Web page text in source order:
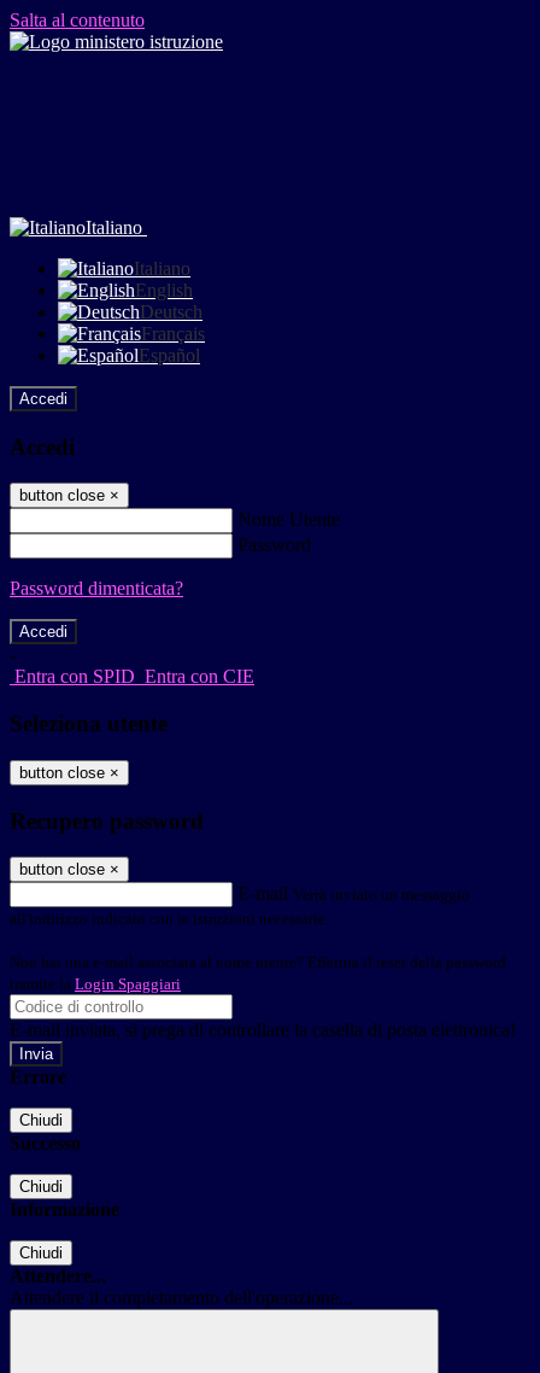
Salta al contenuto
Italiano
Italiano
English
Deutsch
Français
Español
Accedi
Accedi
button close ×
Nome Utente
Password
Password dimenticata?
-
Entra con SPID Entra con CIE
Seleziona utente
button close ×
Recupero password
button close ×
E-mail Verrà inviato un messaggio
all'indirizzo indicato con le istruzioni necessarie.
Non hai una e-mail associata al nome utente? Effettua il reset della password
tramite la Login Spaggiari
E-mail inviata, si prega di controllare la casella di posta elettronica!
Errore
Chiudi
Successo
Chiudi
Informazione
Chiudi
Attendere...
Attendere il completamento dell'operazione...